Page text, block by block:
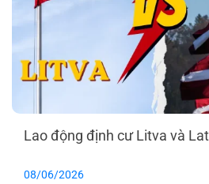
Lao động định cư Litva và
08/06/2026